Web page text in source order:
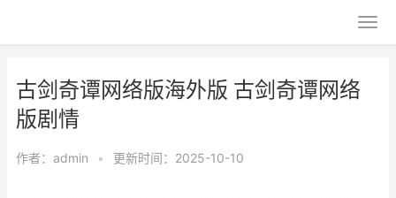
古剑奇谭网络版海外版 古剑奇谭网络
版剧情
作者： admin • 更新时间：2025-10-10